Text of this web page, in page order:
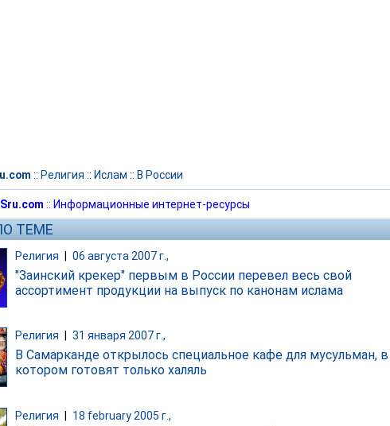
:: Религия :: Ислам :: В России
:: Информационные интернет-ресурсы
ТЕМЕ
Религия 06 августа 2007 г.,
"Заинский крекер" первым в России перевел весь свой
ассортимент продукции на выпуск по канонам ислама
Религия 31 января 2007 г.,
В Самарканде открылось специальное кафе для мусульман, в
котором готовят только халяль
Религия | 18 february 2005 г.,